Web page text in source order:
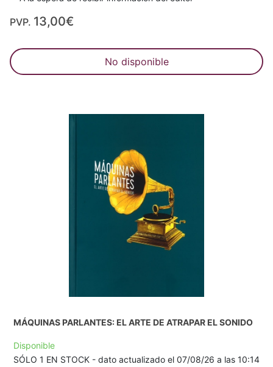
PVP. 13,00€
No disponible
MÁQUINAS PARLANTES: EL ARTE DE ATRAPAR EL SONIDO
Disponible
SÓLO 1 EN STOCK - dato actualizado el 07/08/26 a las 10:14